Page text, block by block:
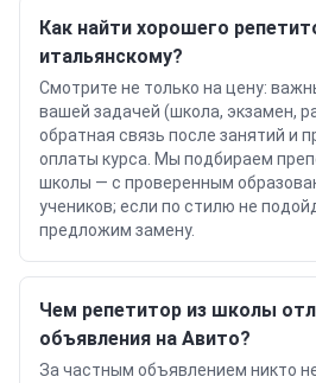
Как найти хорошего
итальянскому?
Смотрите не только на цену:
вашей задачей (школа, экзамен,
обратная связь после занятий и
оплаты курса. Мы подбираем
школы — с проверенным
учеников; если по стилю не
предложим замену.
Чем репетитор из школы
объявления на Авито?
За частным объявлением никто